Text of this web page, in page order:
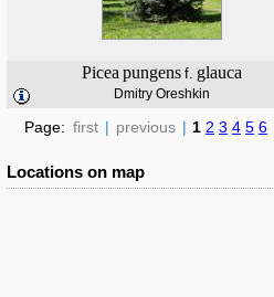
Picea pungens f. glauca
Dmitry Oreshkin
Page: first | previous | 1 2 3 4 5 6
Locations on map